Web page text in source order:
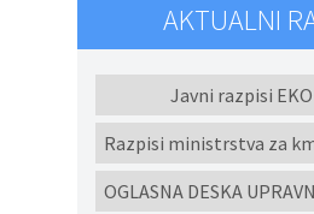
AKTUALNI
Javni razpisi